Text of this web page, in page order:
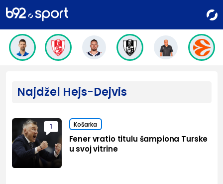
Najdžel Hejs-Dejvis
1 Košarka
Fener vratio titulu šampiona Turske
u svoj vitrine